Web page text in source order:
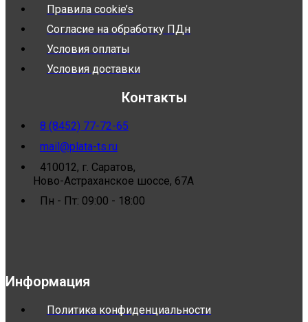
Правила cookie’s
Согласие на обработку ПДн
Условия оплаты
Условия доставки
Контакты
8 (8452) 77-72-65
mail@plata-ts.ru
410012, г. Саратов,
Ново-Астраханское шоссе, 67А
Пн - Пт: 09:00 - 18:00
Информация
Политика конфиденциальности